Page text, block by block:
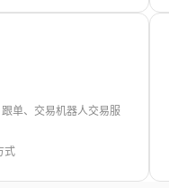
单、交易机器人交易服
式